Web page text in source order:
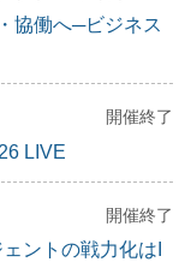
協働へ─ビジネス
開催終了
LIVE
開催終了
ントの戦力化はI